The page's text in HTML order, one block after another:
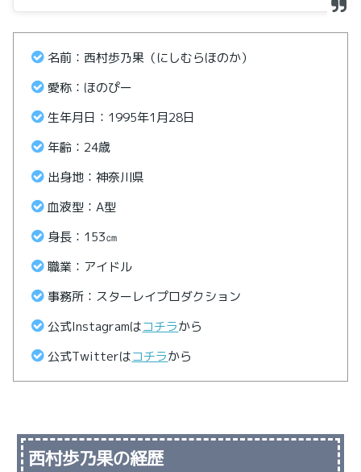
名前：西村歩乃果（にしむらほのか）
愛称：ほのぴー
生年月日：1995年1月28日
年齢：24歳
出身地：神奈川県
血液型：A型
身長：153㎝
職業：アイドル
事務所：スターレイプロダクション
公式Instagramはコチラから
公式Twitterはコチラから
西村歩乃果の経歴